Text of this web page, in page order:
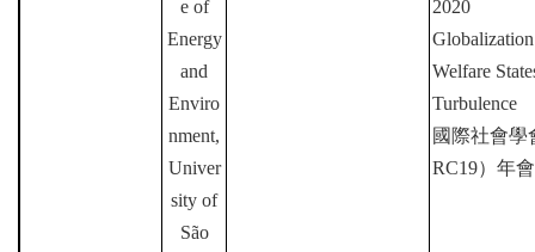
e of
Energy
and
Enviro
nment,
Univer
sity of
São
2020
Welfare
Turbulence
國際社會學
RC19）年會